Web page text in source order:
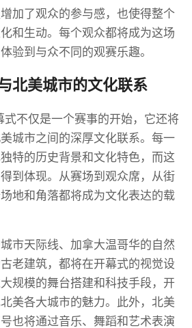
加了观众的参与感，也使得整个
和生动。每个观众都将成为这场
验到与众不同的观赛乐趣。
北美城市的文化联系
不仅是一个赛事的开始，它还将
城市之间的深厚文化联系。每一
特的历史背景和文化特色，而这
到体现。从赛场到观众席，从街
地和角落都将成为文化表达的载
市天际线、加拿大温哥华的自然
老建筑，都将在开幕式的视觉设
规模的舞台搭建和科技手段，开
美各大城市的魅力。此外，北美
也将通过音乐、舞蹈和艺术表演